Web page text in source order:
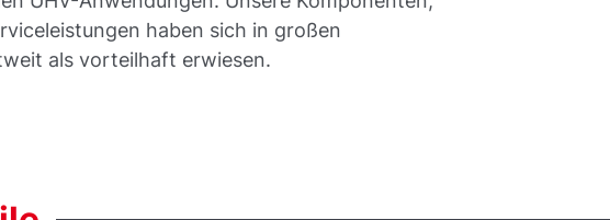
haben sich in großen
als vorteilhaft erwiesen.